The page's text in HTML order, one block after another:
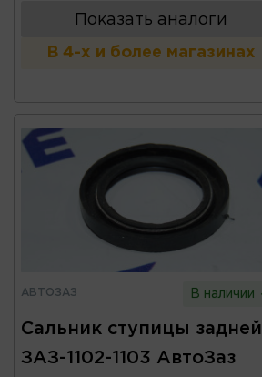
Показать аналоги
В 4-х и более магазинах
АВТОЗАЗ В наличии
Сальник ступицы задней
ЗАЗ-1102-1103 АвтоЗаз